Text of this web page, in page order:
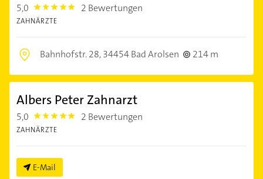
5,0 5.0 2 Bewertungen
ZAHNÄRZTE
Bahnhofstr. 28,34454 Bad Arolsen 214 m
Albers Peter Zahnarzt
5,0 5.0 2 Bewertungen
ZAHNÄRZTE
E-Mail